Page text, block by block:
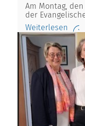
Am Montag,
der
Weiterlesen